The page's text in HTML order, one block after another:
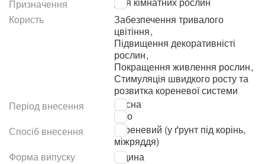
Призначення
Користь
Забезпечення тривалого
цвітіння,
Підвищення декоративністі
рослин,
Покращення живлення рослин,
Стимуляція швидкого росту та
розвитка кореневої системи
Період внесення
Весна
Літо
Спосіб внесення
Кореневий (у ґрунт під корінь,
міжряддя)
Форма випуску
Рідина